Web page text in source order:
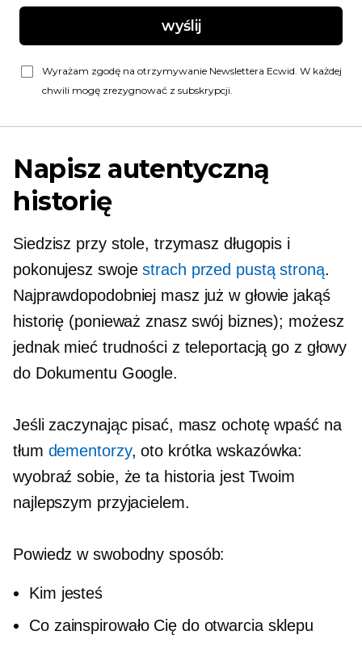
wyślij
Wyrażam zgodę na otrzymywanie Newslettera Ecwid. W każdej
chwili mogę zrezygnować z subskrypcji.
Napisz autentyczną
historię
Siedzisz przy stole, trzymasz długopis i
pokonujesz swojestrach przed pustą stroną.
Najprawdopodobniej masz już w głowie jakąś
historię (ponieważ znasz swój biznes); możesz
jednak mieć trudności z teleportacją go z głowy
do Dokumentu Google.
Jeśli zaczynając pisać, masz ochotę wpaść na
tłum dementorzy, oto krótka wskazówka:
wyobraź sobie, że ta historia jest Twoim
najlepszym przyjacielem.
Powiedz w swobodny sposób:
Kim jesteś
Co zainspirowało Cię do otwarcia sklepu